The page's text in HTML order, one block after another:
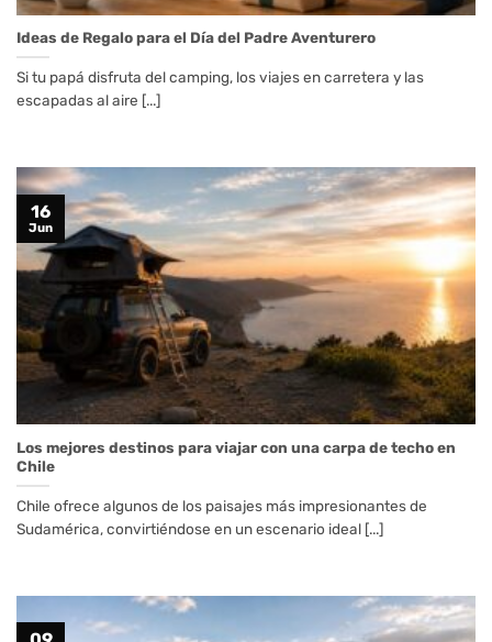
Ideas de Regalo para el Día del Padre Aventurero
Si tu papá disfruta del camping, los viajes en carretera y las
escapadas al aire [...]
Los mejores destinos para viajar con una carpa de techo en
Chile
Chile ofrece algunos de los paisajes más impresionantes de
Sudamérica, convirtiéndose en un escenario ideal [...]
16
Jun